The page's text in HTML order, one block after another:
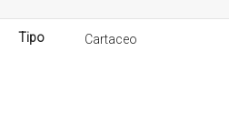
Tipo